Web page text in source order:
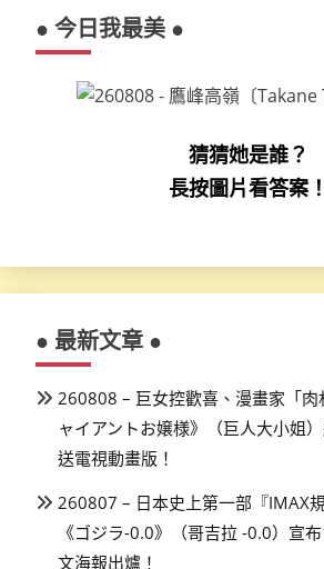
頁
● 今日我最美 ●
猜猜她是誰？
長按圖片看答案！
● 最新文章 ●
260808 – 巨女控歡喜、漫畫家「肉
ャイアントお嬢様》（巨人大小姐
送電視動畫版！
260807 – 日本史上第一部『IMAX
《ゴジラ-0.0》（哥吉拉 -0.0）宣
文海報出爐！